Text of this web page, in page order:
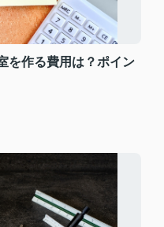
を作る費用は？ポイン